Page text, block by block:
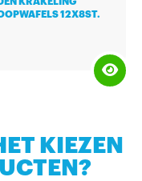
12X8ST.
KIEZEN